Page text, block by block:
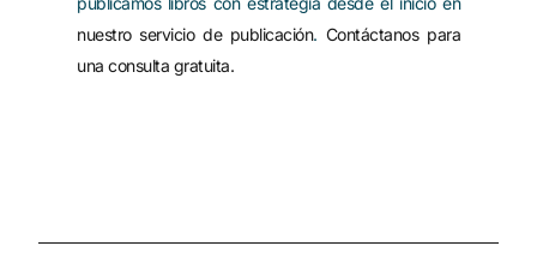
nuestro servicio de publicación. Contáctanos para
una consulta gratuita.